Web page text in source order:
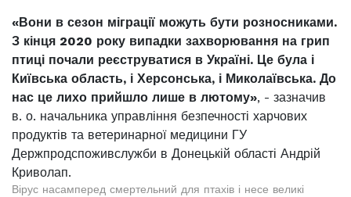
«Вони в сезон міграції можуть бути розносниками.
З кінця 2020 року випадки захворювання на грип
птиці почали реєструватися в Україні. Це була і
Київська область, і Херсонська, і Миколаївська. До
нас це лихо прийшло лише в лютому», - зазначив
в. о. начальника управління безпечності харчових
продуктів та ветеринарної медицини ГУ
Держпродспоживслужби в Донецькій області Андрій
Криволап.
Вірус насамперед смертельний для птахів і несе великі